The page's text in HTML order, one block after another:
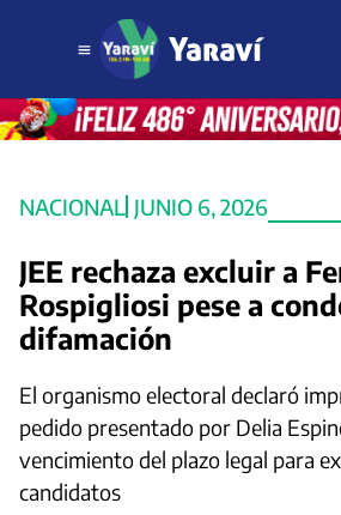
NACIONAL JUNIO 6, 2026
JEE rechaza excluir a
Rospigliosi pese a
difamación
El organismo electoral declaró
pedido presentado por Delia
vencimiento del plazo legal para
candidatos